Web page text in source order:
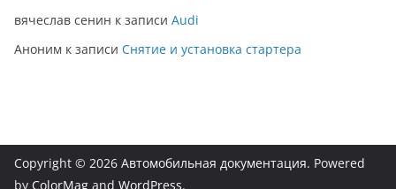
вячеслав сенин к записи Audi
Аноним к записи Снятие и установка стартера
Copyright © 2026 Автомобильная документация. Powered
by ColorMag and WordPress.